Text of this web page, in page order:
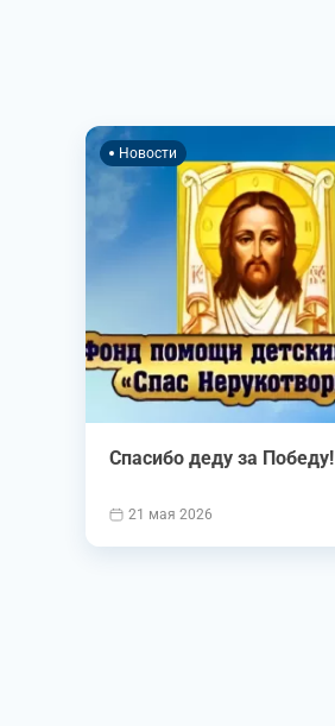
Новости
Спасибо деду за Победу!
21 мая 2026